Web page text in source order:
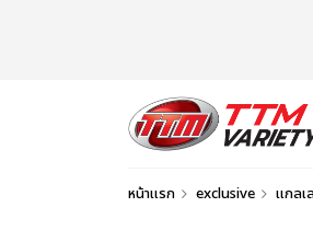
หน้าแรก exclusive แกลเ